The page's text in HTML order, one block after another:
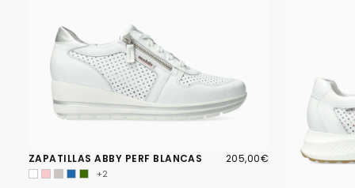
ZAPATILLAS ABBY PERF BLANCAS 205,00€
PRECIO
205,00€
+2